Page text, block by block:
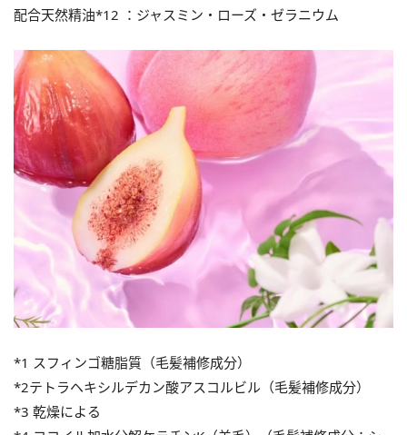
配合天然精油*12 ：ジャスミン・ローズ・ゼラニウム
*1 スフィンゴ糖脂質（毛髪補修成分）
*2テトラヘキシルデカン酸アスコルビル（毛髪補修成分）
*3 乾燥による